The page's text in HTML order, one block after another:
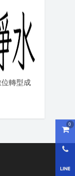
購
0
轉型成